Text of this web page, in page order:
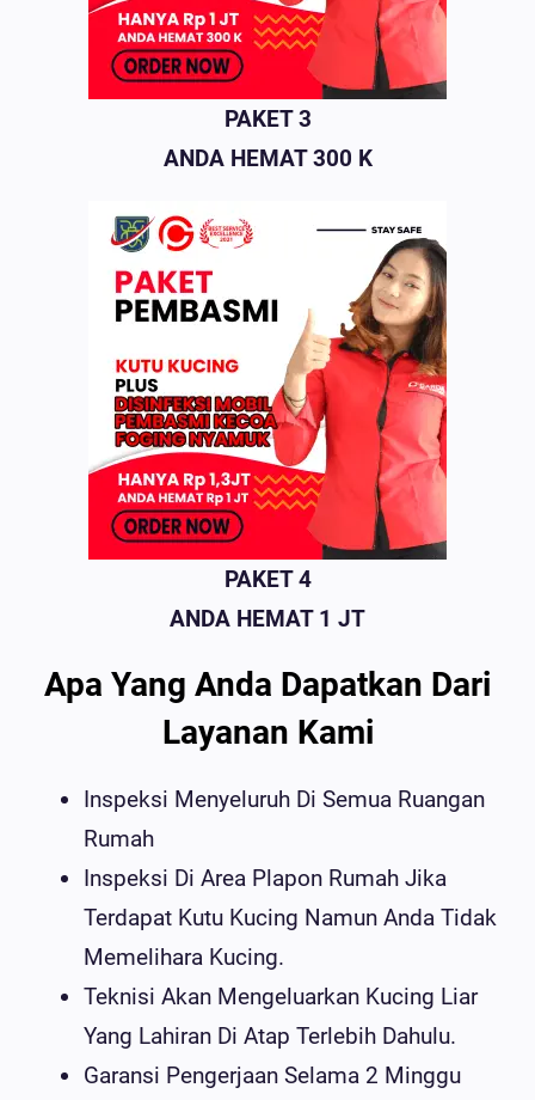
PAKET 3
ANDA HEMAT 300 K
PAKET 4
ANDA HEMAT 1 JT
Apa Yang Anda Dapatkan Dari
Layanan Kami
Inspeksi Menyeluruh Di Semua Ruangan
Rumah
Inspeksi Di Area Plapon Rumah Jika
Terdapat Kutu Kucing Namun Anda Tidak
Memelihara Kucing.
Teknisi Akan Mengeluarkan Kucing Liar
Yang Lahiran Di Atap Terlebih Dahulu.
Garansi Pengerjaan Selama 2 Minggu